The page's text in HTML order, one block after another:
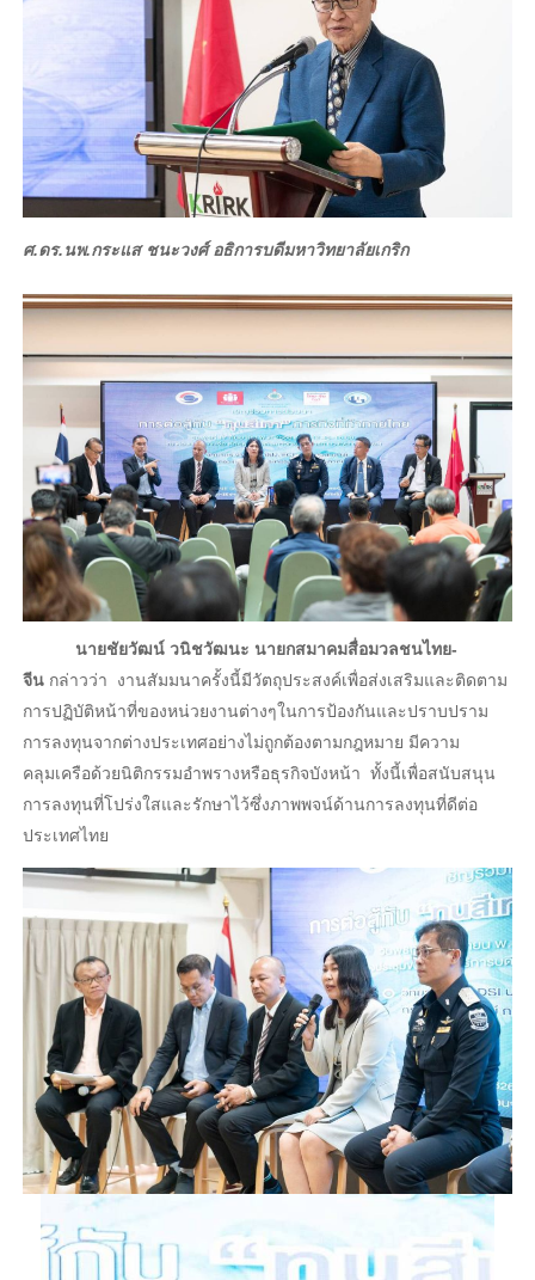
ศ.ดร.นพ.กระแส ชนะวงศ์ อธิการบดีมหาวิทยาลัยเกริก
นายชัยวัฒน์ วนิชวัฒนะ นายกสมาคมสื่อมวลชนไทย-
จีน กล่าวว่า งานสัมมนาครั้งนี้มีวัตถุประสงค์เพื่อส่งเสริมและติดตาม
การปฏิบัติหน้าที่ของหน่วยงานต่างๆในการป้องกันและปราบปราม
การลงทุนจากต่างประเทศอย่างไม่ถูกต้องตามกฎหมาย มีความ
คลุมเครือด้วยนิติกรรมอำพรางหรือธุรกิจบังหน้า ทั้งนี้เพื่อสนับสนุน
การลงทุนที่โปร่งใสและรักษาไว้ซึ่งภาพพจน์ด้านการลงทุนที่ดีต่อ
ประเทศไทย